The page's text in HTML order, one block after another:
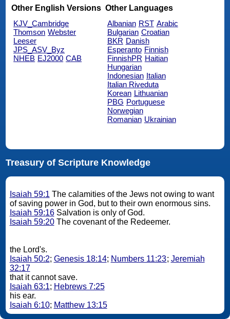
Other English Versions
KJV_Cambridge
Thomson Webster
Leeser
JPS_ASV_Byz
NHEB EJ2000 CAB
Other Languages
Albanian RST Arabic
Bulgarian Croatian
BKR Danish
Esperanto Finnish
FinnishPR Haitian
Hungarian
Indonesian Italian
Italian Riveduta
Korean Lithuanian
PBG Portuguese
Norwegian
Romanian Ukrainian
Treasury of Scripture Knowledge
Isaiah 59:1 The calamities of the Jews not owing to want
of saving power in God, but to their own enormous sins.
Isaiah 59:16Salvation is only of God.
Isaiah 59:20The covenant of the Redeemer.
the Lord's.
Isaiah 50:2; Genesis 18:14; Numbers 11:23; Jeremiah
32:17
that it cannot save.
Isaiah 63:1; Hebrews 7:25
his ear.
Isaiah 6:10; Matthew 13:15